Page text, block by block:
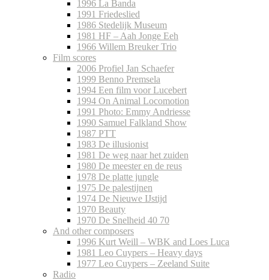
1996 La Banda
1991 Friedeslied
1986 Stedelijk Museum
1981 HF – Aah Jonge Eeh
1966 Willem Breuker Trio
Film scores
2006 Profiel Jan Schaefer
1999 Benno Premsela
1994 Een film voor Lucebert
1994 On Animal Locomotion
1991 Photo: Emmy Andriesse
1990 Samuel Falkland Show
1987 PTT
1983 De illusionist
1981 De weg naar het zuiden
1980 De meester en de reus
1978 De platte jungle
1975 De palestijnen
1974 De Nieuwe IJstijd
1970 Beauty
1970 De Snelheid 40 70
And other composers
1996 Kurt Weill – WBK and Loes Luca
1981 Leo Cuypers – Heavy days
1977 Leo Cuypers – Zeeland Suite
Radio